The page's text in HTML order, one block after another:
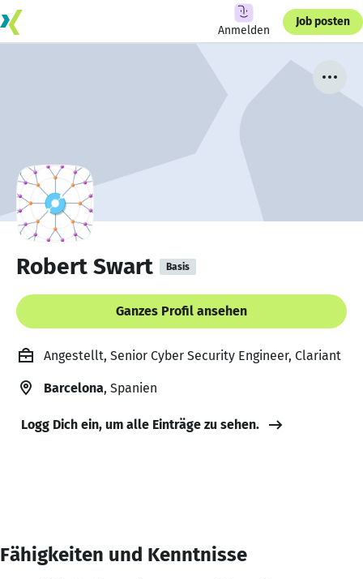
Anmelden
Job posten
Robert Swart Basis
Ganzes Profil ansehen
Angestellt, Senior Cyber Security Engineer, Clariant
Barcelona, Spanien
Logg Dich ein, um alle Einträge zu sehen.
Fähigkeiten und Kenntnisse